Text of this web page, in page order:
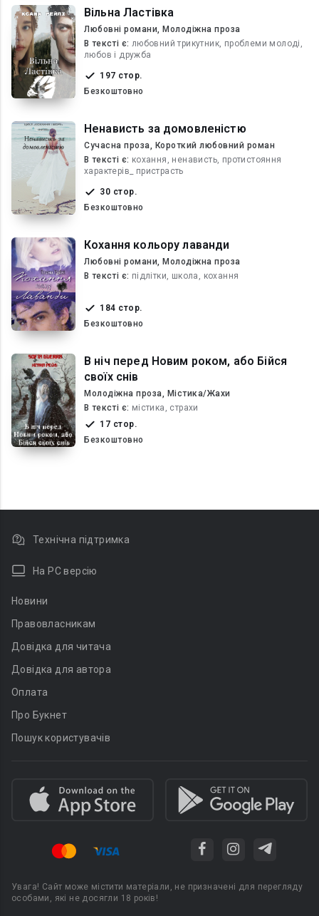
Вільна Ластівка
Любовні романи, Молодіжна проза
В текcті є: любовний трикутник, проблеми молоді,
любов і дружба
197 стор.
Безкоштовно
Ненависть за домовленістю
Сучасна проза, Короткий любовний роман
В текcті є: кохання, ненависть, протистояння
характерів_ пристрасть
30 стор.
Безкоштовно
Кохання кольору лаванди
Любовні романи, Молодіжна проза
В текcті є: підлітки, школа, кохання
184 стор.
Безкоштовно
В ніч перед Новим роком, або Бійся
своїх снів
Молодіжна проза, Містика/Жахи
В текcті є: містика, страхи
17 стор.
Безкоштовно
Технічна підтримка
На PC версію
Новини
Правовласникам
Довідка для читача
Довідка для автора
Оплата
Про Букнет
Пошук користувачів
Увага! Сайт може містити матеріали, не призначені для перегляду
особами, які не досягли 18 років!